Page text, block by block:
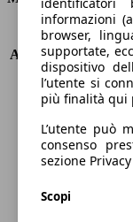
KW (PS)
Accelerazione (0-
Velocità massima
Numero di
Cilindrata
Carburante
Trasmissione
informazioni
browser,
supportate,
dispositivo
l’utente si
più finalità qui
L’utente può
consenso
sezione
Scopi